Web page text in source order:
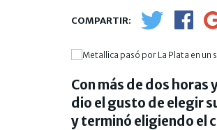
Con más de dos horas
dio el gusto de elegir
y terminó eligiendo el